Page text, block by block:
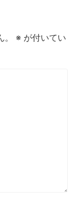
※ が付いてい